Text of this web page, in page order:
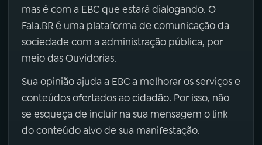
mas é com a EBC que estará dialogando. O
Fala.BR é uma plataforma de comunicação da
sociedade com a administração pública, por
meio das Ouvidorias.
Sua opinião ajuda a EBC a melhorar os serviços e
conteúdos ofertados ao cidadão. Por isso, não
se esqueça de incluir na sua mensagem o link
do conteúdo alvo de sua manifestação.